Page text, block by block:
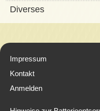
Diverses
Impressum
Kontakt
Anmelden